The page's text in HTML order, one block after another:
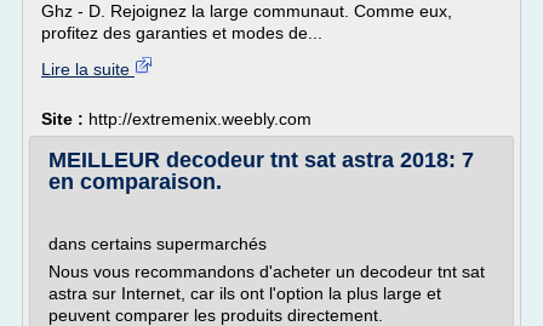
Ghz - D. Rejoignez la large communaut. Comme eux,
profitez des garanties et modes de...
Lire la suite
Site : http://extremenix.weebly.com
MEILLEUR decodeur tnt sat astra 2018: 7
en comparaison.
dans certains supermarchés
Nous vous recommandons d'acheter un decodeur tnt sat
astra sur Internet, car ils ont l'option la plus large et
peuvent comparer les produits directement.